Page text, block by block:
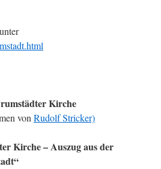
Kirche
von Rudolf Stricker)
Kirche – Auszug aus der